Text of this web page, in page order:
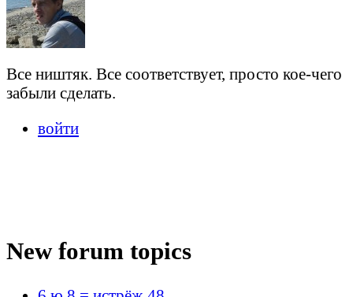
Все ништяк. Все соответствует, просто кое-чего
забыли сделать.
войти
New forum topics